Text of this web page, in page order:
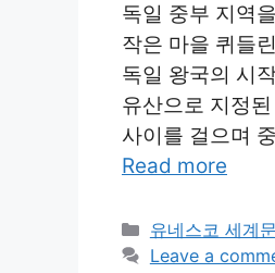
독일 중부 지역
작은 마을 퀴들
독일 왕국의 시
유산으로 지정
사이를 걸으며
Read more
Categories
유네스코 세계
Leave a